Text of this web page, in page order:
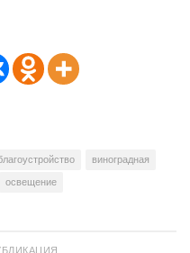
виноградная
освещение